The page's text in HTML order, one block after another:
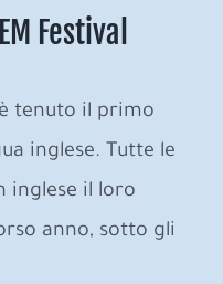
Festival
tenuto il primo
inglese. Tutte le
inglese il loro
anno, sotto gli